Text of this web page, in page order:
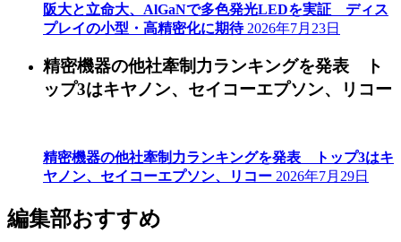
阪大と立命大、AlGaNで多色発光LEDを実証 ディス
プレイの小型・高精密化に期待 2026年7月23日
精密機器の他社牽制力ランキングを発表 ト
ップ3はキヤノン、セイコーエプソン、リコー
精密機器の他社牽制力ランキングを発表 トップ3はキ
ヤノン、セイコーエプソン、リコー 2026年7月29日
編集部おすすめ